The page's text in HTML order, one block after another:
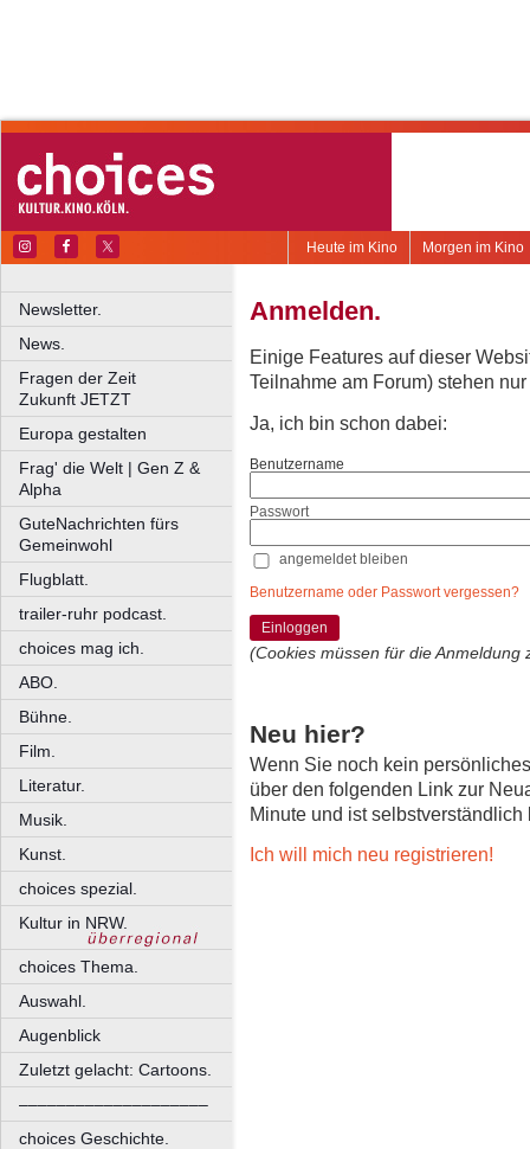
Morgen im Kino
Heute im Kino
Newsletter.
News.
Fragen der Zeit
Zukunft JETZT
Europa gestalten
Frag' die Welt | Gen Z &
Alpha
GuteNachrichten fürs
Gemeinwohl
Flugblatt.
trailer-ruhr podcast.
choices mag ich.
ABO.
Bühne.
Film.
Literatur.
Musik.
Kunst.
choices spezial.
Kultur in NRW.
choices Thema.
Auswahl.
Augenblick
Zuletzt gelacht: Cartoons.
––––––––––––––––––––
choices Geschichte.
Anmelden.
Einige Features auf dieser
Teilnahme am Forum) stehen
Ja, ich bin schon dabei:
Benutzername
Passwort
angemeldet bleiben
Benutzername oder Passwort vergessen?
Einloggen
(Cookies müssen für die Anmeldung
Neu hier?
Wenn Sie noch kein
über den folgenden Link zur
Minute und ist selbstverständlich
Ich will mich neu registrieren!